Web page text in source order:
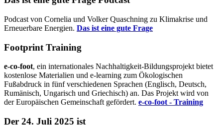
Podcast von Cornelia und Volker Quaschning zu Klimakrise und
Erneuerbare Energien. Das ist eine gute Frage
Footprint Training
e-co-foot, ein internationales Nachhaltigkeit-Bildungsprojekt bietet
kostenlose Materialien und e-learning zum Ökologischen
Fußabdruck in fünf verschiedenen Sprachen (Englisch, Deutsch,
Rumänisch, Ungarisch und Griechisch) an. Das Projekt wird von
der Europäischen Gemeinschaft gefördert. e-co-foot - Training
Der 24. Juli 2025 ist